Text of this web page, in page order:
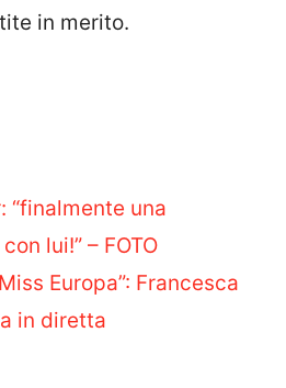
in merito.
“finalmente una
lui!” – FOTO
Europa”: Francesca
in diretta